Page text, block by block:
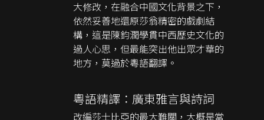
大修改，在融合中國文化背景之下，
依然妥善地還原莎翁精密的戲劇結
構，這是陳鈞潤學貫中西歷史文化的
過人心思，但最能突出他出眾才華的
地方，莫過於粵語翻譯。
粵語精譯：廣東雅言與詩詞
改編莎士比亞的最大難關，大概是當